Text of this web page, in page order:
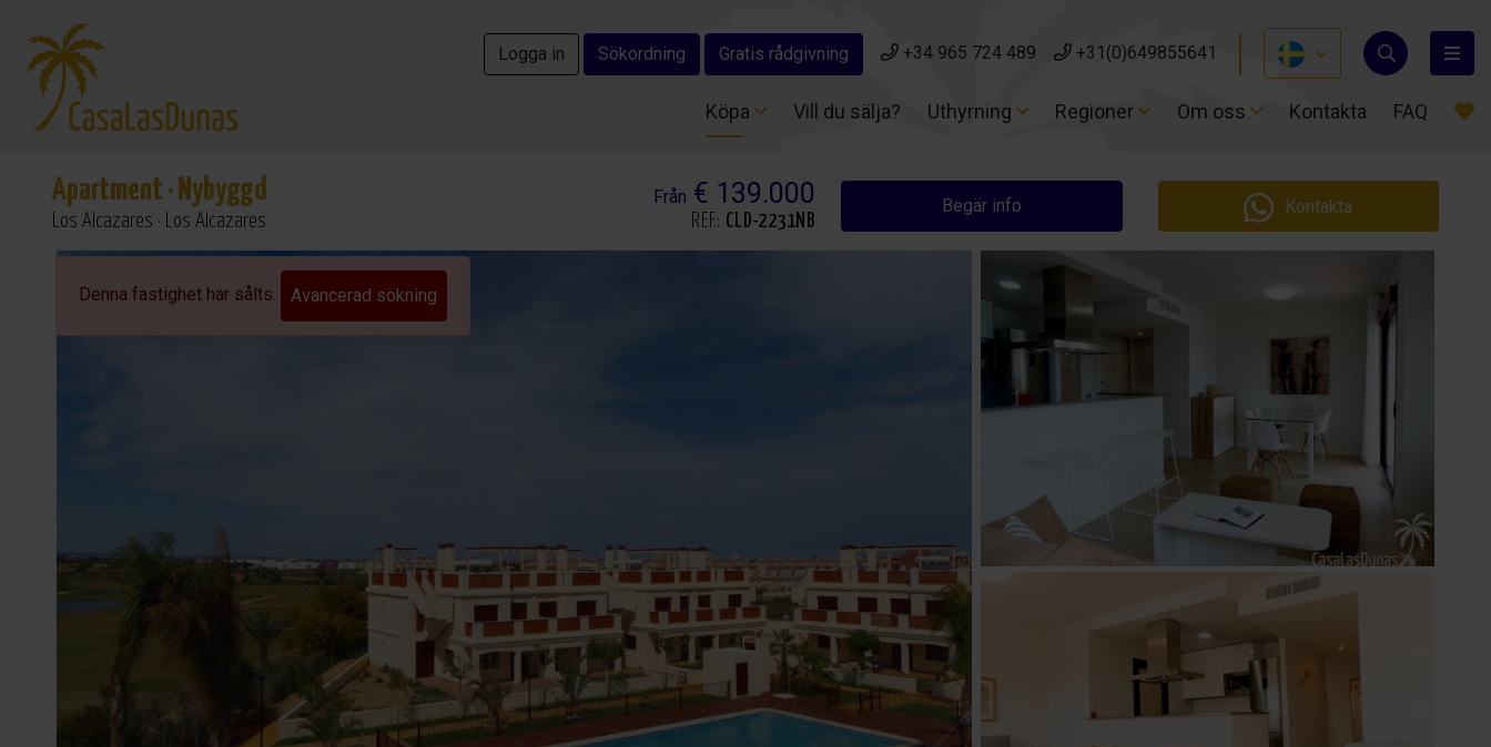
Logga in Sökordning Gratis rådgivning +34 965 724 489 +31(0)649855641
Köpa Vill du sälja? Uthyrning Regioner Om oss Kontakta FAQ
Logga in Sökordning Gratis rådgivning +34 965 724 489 +31(0)649855641
Köpa Vill du sälja? Uthyrning Regioner Om oss Kontakta FAQ
Apartment · Nybyggd
Los Alcazares · Los Alcazares
Från € 139.000
REF.: CLD-2231NB
Begär info Kontakta
Denna fastighet har sålts. Avancerad sökning